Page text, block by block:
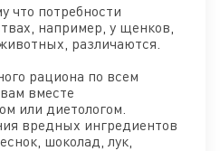
что потребности
например, у щенков,
различаются.
рациона по всем
вместе
или диетологом.
вредных ингредиентов
шоколад, лук,